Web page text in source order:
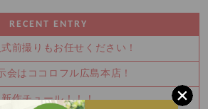
RECENT ENTRY
前撮りもお任せください！
会はココロフル広島本店！
新作チュール！！！